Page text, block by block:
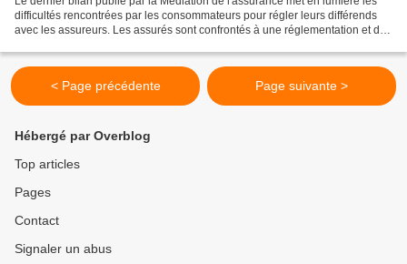
difficultés rencontrées par les consommateurs pour régler leurs différends
avec les assureurs. Les assurés sont confrontés à une réglementation et des
< Page précédente Page suivante >
Hébergé par Overblog
Top articles
Pages
Contact
Signaler un abus